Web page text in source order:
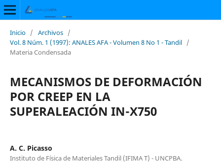
Inicio / Archivos /
Vol. 8 Núm. 1 (1997): ANALES AFA - Volumen 8 No 1 - Tandil /
Materia Condensada
MECANISMOS DE DEFORMACIÓN
POR CREEP EN LA
SUPERALEACIÓN IN-X750
A. C. Picasso
Instituto de Física de Materiales Tandil (IFIMA T) - UNCPBA.